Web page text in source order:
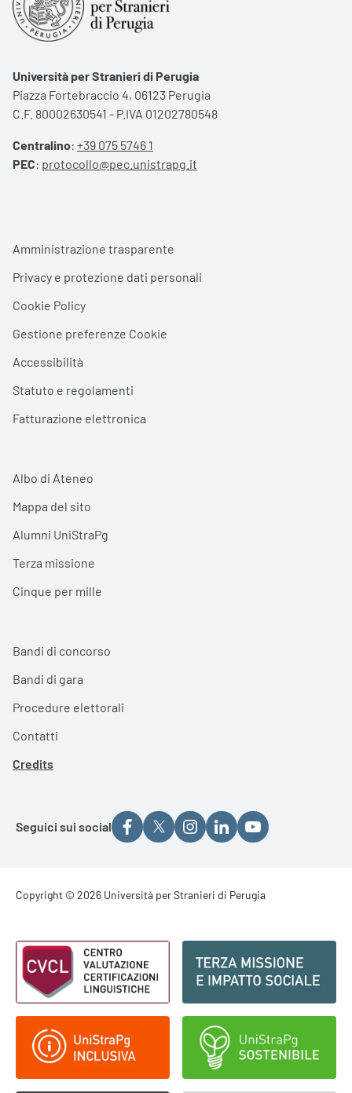
Università per Stranieri di Perugia
Piazza Fortebraccio 4, 06123 Perugia
C.F. 80002630541 - P.IVA 01202780548
Centralino: +39 075 5746 1
PEC: protocollo@pec.unistrapg.it
Footer menu
Amministrazione trasparente
Privacy e protezione dati personali
Cookie Policy
Gestione preferenze Cookie
Accessibilità
Statuto e regolamenti
Fatturazione elettronica
Albo di Ateneo
Mappa del sito
Alumni UniStraPg
Terza missione
Cinque per mille
Bandi di concorso
Bandi di gara
Procedure elettorali
Contatti
CreditsPagina attuale
Seguici sui social
Footer - Copyright
Copyright © 2026 Università per Stranieri di Perugia
Footer - Loghi